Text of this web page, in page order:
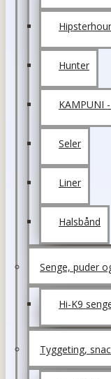
Hunter
KAMPUNI
Seler
Liner
Halsbånd
Senge, puder
Hi-K9
Tyggeting,